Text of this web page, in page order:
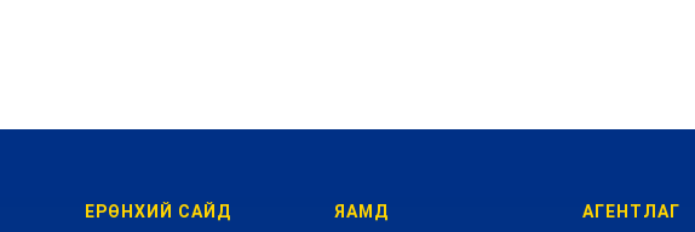
ЕРӨНХИЙ САЙД ЯАМД АГЕНТЛАГ